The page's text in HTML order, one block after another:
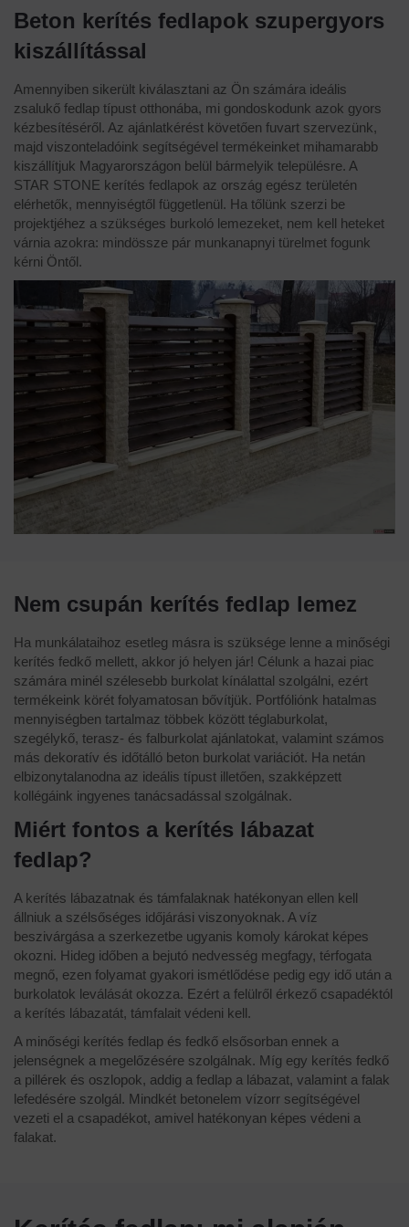
Beton kerítés fedlapok szupergyors
kiszállítással
Amennyiben sikerült kiválasztani az Ön számára ideális
zsalukő fedlap típust otthonába, mi gondoskodunk azok gyors
kézbesítéséről. Az ajánlatkérést követően fuvart szervezünk,
majd viszonteladóink segítségével termékeinket mihamarabb
kiszállítjuk Magyarországon belül bármelyik településre. A
STAR STONE kerítés fedlapok az ország egész területén
elérhetők, mennyiségtől függetlenül. Ha tőlünk szerzi be
projektjéhez a szükséges burkoló lemezeket, nem kell heteket
várnia azokra: mindössze pár munkanapnyi türelmet fogunk
kérni Öntől.
Nem csupán kerítés fedlap lemez
Ha munkálataihoz esetleg másra is szüksége lenne a minőségi
kerítés fedkő mellett, akkor jó helyen jár! Célunk a hazai piac
számára minél szélesebb burkolat kínálattal szolgálni, ezért
termékeink körét folyamatosan bővítjük. Portfóliónk hatalmas
mennyiségben tartalmaz többek között téglaburkolat,
szegélykő, terasz- és falburkolat ajánlatokat, valamint számos
más dekoratív és időtálló beton burkolat variációt. Ha netán
elbizonytalanodna az ideális típust illetően, szakképzett
kollégáink ingyenes tanácsadással szolgálnak.
Miért fontos a kerítés lábazat
fedlap?
A kerítés lábazatnak és támfalaknak hatékonyan ellen kell
állniuk a szélsőséges időjárási viszonyoknak. A víz
beszivárgása a szerkezetbe ugyanis komoly károkat képes
okozni. Hideg időben a bejutó nedvesség megfagy, térfogata
megnő, ezen folyamat gyakori ismétlődése pedig egy idő után a
burkolatok leválását okozza. Ezért a felülről érkező csapadéktól
a kerítés lábazatát, támfalait védeni kell.
A minőségi kerítés fedlap és fedkő elsősorban ennek a
jelenségnek a megelőzésére szolgálnak. Míg egy kerítés fedkő
a pillérek és oszlopok, addig a fedlap a lábazat, valamint a falak
lefedésére szolgál. Mindkét betonelem vízorr segítségével
vezeti el a csapadékot, amivel hatékonyan képes védeni a
falakat.